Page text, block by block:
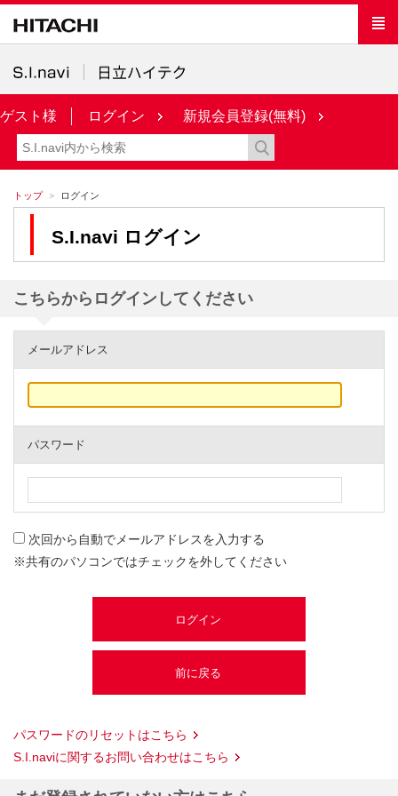
ゲスト様 ログイン 新規会員登録(無料)
トップ ログイン
S.I.navi ログイン
こちらからログインしてください
メールアドレス
パスワード
次回から自動でメールアドレスを入力する
※共有のパソコンではチェックを外してください
パスワードのリセットはこちら
S.I.naviに関するお問い合わせはこちら